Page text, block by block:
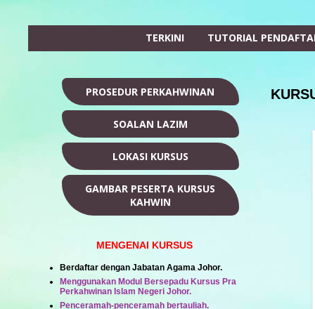
TERKINI TUTORIAL
PROSEDUR PERKAHWINAN
SOALAN LAZIM
LOKASI KURSUS
GAMBAR PESERTA KURSUS
KAHWIN
MENGENAI KURSUS
Berdaftar dengan Jabatan Agama Johor.
Menggunakan Modul Bersepadu Kursus Pra
Perkahwinan Islam Negeri Johor.
Penceramah-penceramah bertauliah.